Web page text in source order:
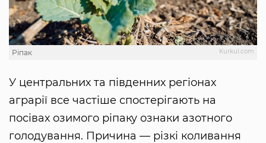
Kurkul.com
Ріпак
У центральних та південних регіонах
аграрії все частіше спостерігають на
посівах озимого ріпаку ознаки азотного
голодування. Причина — різкі коливання